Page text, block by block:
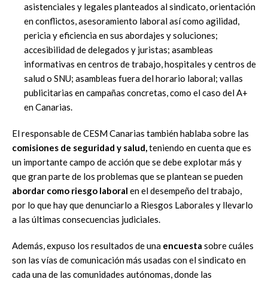
asistenciales y legales planteados al sindicato, orientación
en conflictos, asesoramiento laboral así como agilidad,
pericia y eficiencia en sus abordajes y soluciones;
accesibilidad de delegados y juristas; asambleas
informativas en centros de trabajo, hospitales y centros de
salud o SNU; asambleas fuera del horario laboral; vallas
publicitarias en campañas concretas, como el caso del A+
en Canarias.
El responsable de CESM Canarias también hablaba sobre las
comisiones de seguridad y salud,teniendo en cuenta que es
un importante campo de acción que se debe explotar más y
que gran parte de los problemas que se plantean se pueden
abordar como riesgo laboral en el desempeño del trabajo,
por lo que hay que denunciarlo a Riesgos Laborales y llevarlo
a las últimas consecuencias judiciales.
Además, expuso los resultados de una encuesta sobre cuáles
son las vías de comunicación más usadas con el sindicato en
cada una de las comunidades autónomas, donde las